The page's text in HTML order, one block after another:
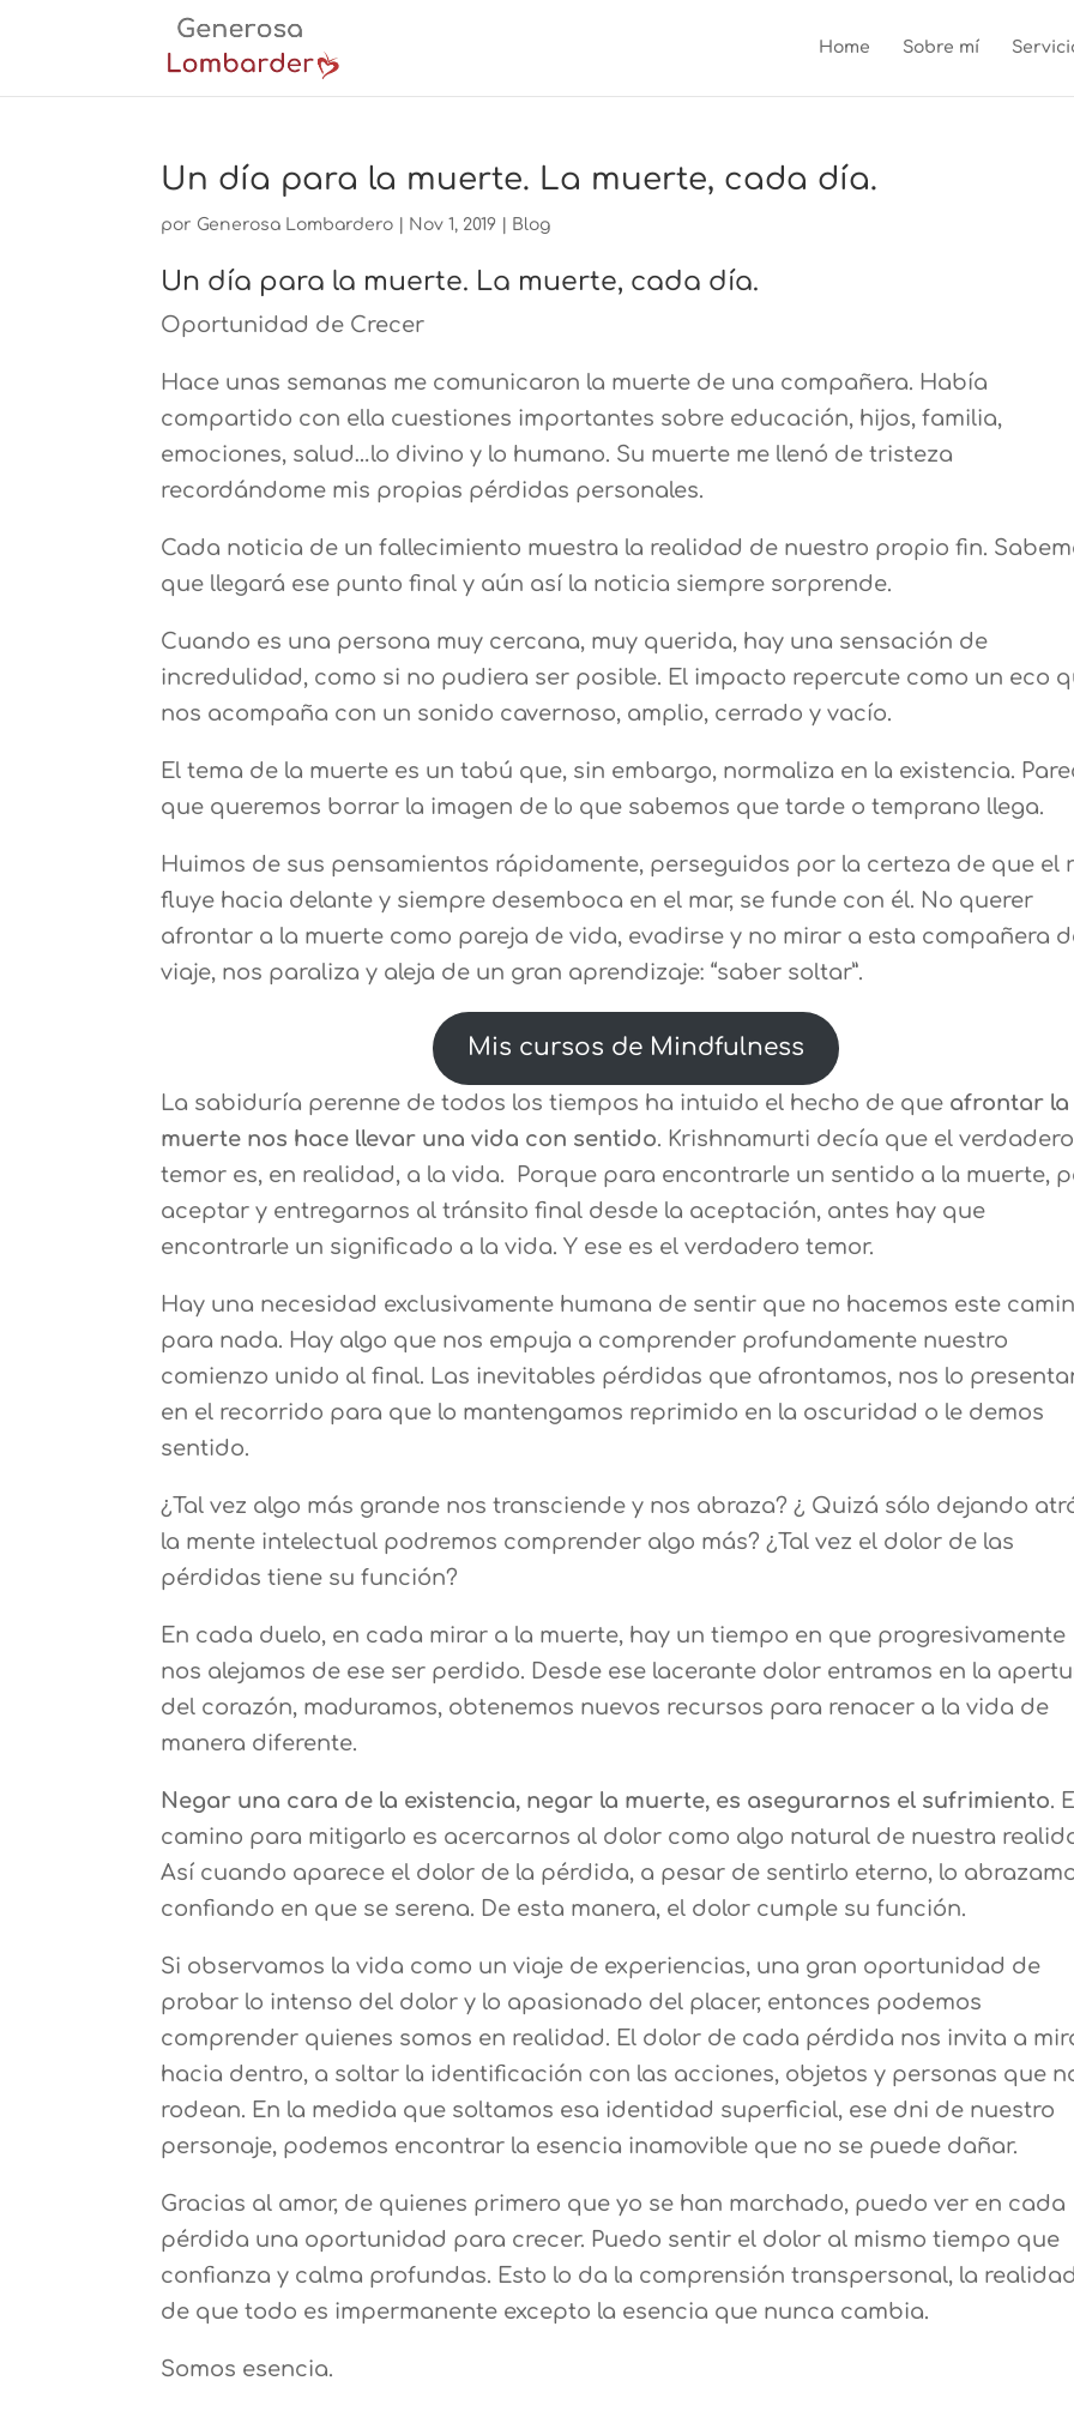
Home Sobre mí
Un día para la muerte. La muerte, cada día.
por Generosa Lombardero Nov 1, 2019 Blog
Un día para la muerte. La muerte, cada día.
Oportunidad de Crecer
Hace unas semanas me comunicaron la muerte de una compañera. Había
compartido con ella cuestiones importantes sobre educación, hijos, familia,
emociones, salud…lo divino y lo humano. Su muerte me llenó de tristeza
recordándome mis propias pérdidas personales.
Cada noticia de un fallecimiento muestra la realidad de nuestro propio fin.
que llegará ese punto final y aún así la noticia siempre sorprende.
Cuando es una persona muy cercana, muy querida, hay una sensación de
incredulidad, como si no pudiera ser posible. El impacto repercute como un eco
nos acompaña con un sonido cavernoso, amplio, cerrado y vacío.
El tema de la muerte es un tabú que, sin embargo, normaliza en la existencia.
que queremos borrar la imagen de lo que sabemos que tarde o temprano llega.
Huimos de sus pensamientos rápidamente, perseguidos por la certeza de que el
fluye hacia delante y siempre desemboca en el mar, se funde con él. No querer
afrontar a la muerte como pareja de vida, evadirse y no mirar a esta compañera
viaje, nos paraliza y aleja de un gran aprendizaje: “saber soltar”.
Mis cursos de Mindfulness
La sabiduría perenne de todos los tiempos ha intuido el hecho de que afrontar la
muerte nos hace llevar una vida con sentido. Krishnamurti decía que el verdadero
temor es, en realidad, a la vida. Porque para encontrarle un sentido a la muerte,
aceptar y entregarnos al tránsito final desde la aceptación, antes hay que
encontrarle un significado a la vida. Y ese es el verdadero temor.
Hay una necesidad exclusivamente humana de sentir que no hacemos este
para nada. Hay algo que nos empuja a comprender profundamente nuestro
comienzo unido al final. Las inevitables pérdidas que afrontamos, nos lo
en el recorrido para que lo mantengamos reprimido en la oscuridad o le demos
sentido.
¿Tal vez algo más grande nos transciende y nos abraza? ¿ Quizá sólo dejando
la mente intelectual podremos comprender algo más? ¿Tal vez el dolor de las
pérdidas tiene su función?
En cada duelo, en cada mirar a la muerte, hay un tiempo en que progresivamente
nos alejamos de ese ser perdido. Desde ese lacerante dolor entramos en la
del corazón, maduramos, obtenemos nuevos recursos para renacer a la vida de
manera diferente.
Negar una cara de la existencia, negar la muerte, es asegurarnos el sufrimiento.
camino para mitigarlo es acercarnos al dolor como algo natural de nuestra
Así cuando aparece el dolor de la pérdida, a pesar de sentirlo eterno, lo
confiando en que se serena. De esta manera, el dolor cumple su función.
Si observamos la vida como un viaje de experiencias, una gran oportunidad de
probar lo intenso del dolor y lo apasionado del placer, entonces podemos
comprender quienes somos en realidad. El dolor de cada pérdida nos invita a
hacia dentro, a soltar la identificación con las acciones, objetos y personas que
rodean. En la medida que soltamos esa identidad superficial, ese dni de nuestro
personaje, podemos encontrar la esencia inamovible que no se puede dañar.
Gracias al amor, de quienes primero que yo se han marchado, puedo ver en cada
pérdida una oportunidad para crecer. Puedo sentir el dolor al mismo tiempo que
confianza y calma profundas. Esto lo da la comprensión transpersonal, la realidad
de que todo es impermanente excepto la esencia que nunca cambia.
Somos esencia.